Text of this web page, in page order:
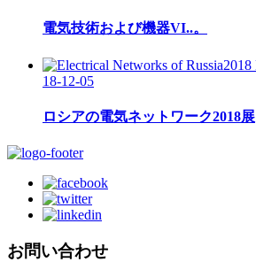
電気技術および機器VI..。
18-12-05
ロシアの電気ネットワーク2018展
お問い合わせ